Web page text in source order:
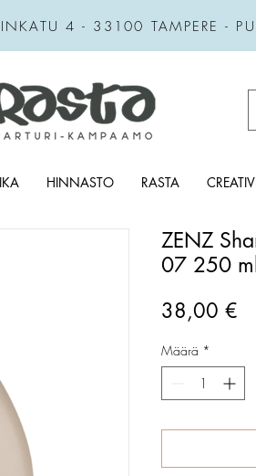
4 - 33100 TAMPERE -
HINNASTO RASTA
ZENZ
07 250
38,00 €
Määrä *